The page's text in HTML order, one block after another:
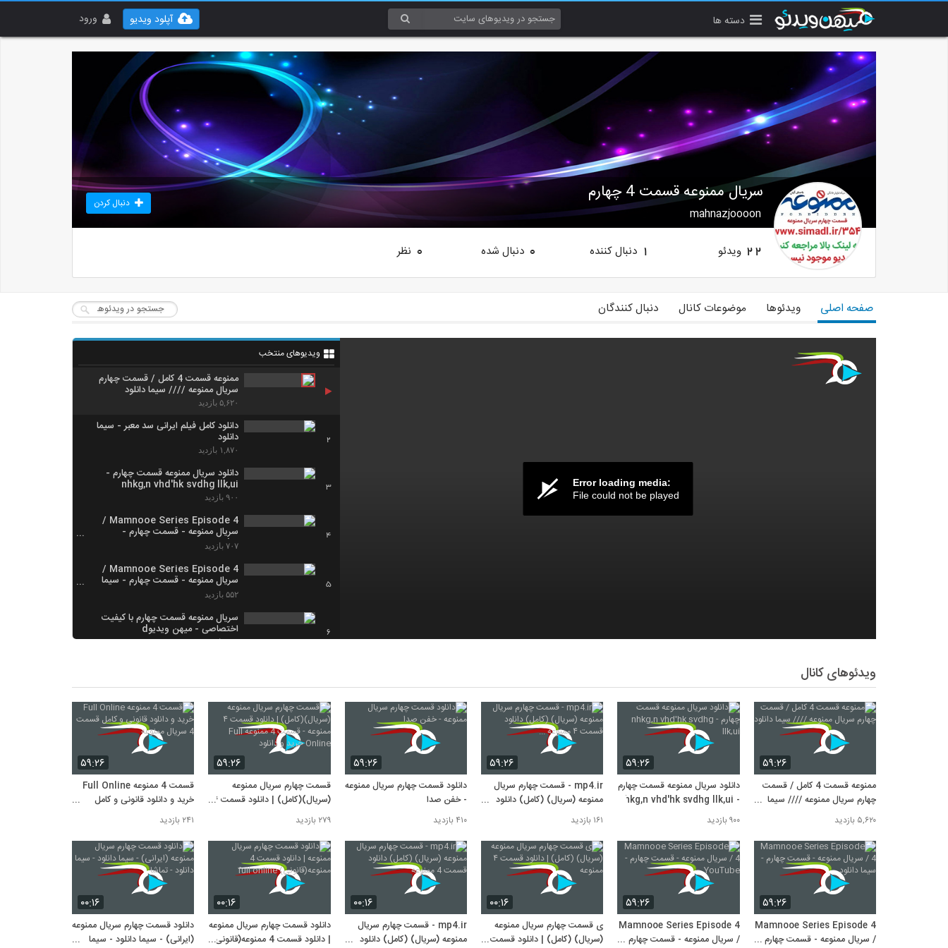
دسته ها ورود آپلود ویدیو
سریال ممنوعه قسمت 4 چهارم
mahnazjoooon
دنبال کردن
22 ویدئو 1 دنبال کننده 0 دنبال شده 0 نظر
صفحه اصلی ویدئوها موضوعات کانال دنبال کنندگان
Error loading media:
File could not be played
ویدیوهای منتخب
ممنوعه قسمت 4 کامل / قسمت چهارم
سریال ممنوعه //// سیما دانلود
۵,۶۲۰ بازدید
2
دانلود کامل فیلم ایرانی سد معبر - سیما
دانلود
۱,۸۷۰ بازدید
3
دانلود سریال ممنوعه قسمت چهارم -
nhkg,n vhd'hk svdhg llk,ui
۹۰۰ بازدید
4
Mamnooe Series Episode 4 /
سریال ممنوعه - قسمت چهارم -
YouTube
۷۰۷ بازدید
5
Mamnooe Series Episode 4 /
سریال ممنوعه - قسمت چهارم - سیما
دانلود
۵۵۲ بازدید
6
سریال ممنوعه قسمت چهارم با کیفیت
اختصاصی - میهن ویدیوd
۵۴۸ بازدید
۴۳۹ بازدید
8
دانلود قسمت چهارم سریال ممنوعه - خفن
صدا
۴۱۰ بازدید
9
دانلود فیلم سد معبر با کیفیت ۱۰۸۰p -
سیما دانلود
۴۰۸ بازدید
10
mp4.ir - قسمت چهارم سریال ممنوعه
(سریال) (کامل) دانلود قسمت 4 ممنوعه
ویدئوهای کانال
۵۹:۲۶
ممنوعه قسمت 4 کامل / قسمت
چهارم سریال ممنوعه //// سیما
دانلود
۵,۶۲۰ بازدید
۵۹:۲۶
دانلود سریال ممنوعه قسمت چهارم
- nhkg,n vhd'hk svdhg llk,ui
۹۰۰ بازدید
۵۹:۲۶
mp4.ir - قسمت چهارم سریال
ممنوعه (سریال) (کامل) دانلود
قسمت ۴ ممنوعه ...
۱۶۱ بازدید
۵۹:۲۶
دانلود قسمت چهارم سریال ممنوعه
- خفن صدا
۴۱۰ بازدید
۵۹:۲۶
قسمت چهارم سریال ممنوعه
(سریال)(کامل) | دانلود قسمت ۴
Online خرید و دانلود
۲۷۹ بازدید
۵۹:۲۶
قسمت 4 ممنوعه Full Online
خرید و دانلود قانونی و کامل
قسمت 4 سریال ممنوعه
۲۴۱ بازدید
۵۹:۲۶
Mamnooe Series Episode 4
/ سریال ممنوعه - قسمت چهارم -
۵۹:۲۶
Mamnooe Series Episode 4
/ سریال ممنوعه - قسمت چهارم -
۰۰:۱۶
ی قسمت چهارم سریال ممنوعه
(سریال) (کامل) | دانلود قسمت ۴
۰۰:۱۶
mp4.ir - قسمت چهارم سریال
ممنوعه (سریال) (کامل) دانلود
۰۰:۱۶
دانلود قسمت چهارم سریال ممنوعه
| دانلود قسمت 4 ممنوعه(قانونی)
۰۰:۱۶
دانلود قسمت چهارم سریال ممنوعه
(ایرانی) - سیما دانلود - سیما